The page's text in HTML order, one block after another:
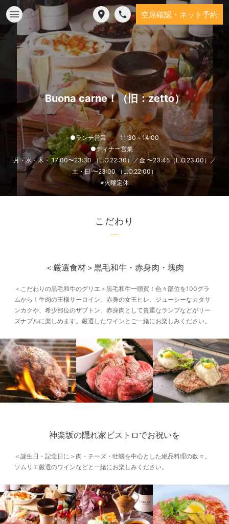
空席確認・ネット予約
Buona carne！（旧：zetto）
●ランチ営業 11:30～14:00
●ディナー営業
月・水・木・ 17:00〜23:30 （L.O.22:30）／金 〜23:45（L.O.23:00）／
土・日 〜23:00 （L.O.22:00）
※火曜定休
こだわり
＜厳選食材＞黒毛和牛・赤身肉・塊肉
＜こだわりの黒毛和牛のグリエ＞黒毛和牛一頭買！色々部位を100グラ
ムから！牛肉の王様サーロイン、赤身の女王ヒレ、ジューシーなカタサ
ンカクや、希少部位のザブトン、赤身肉として貴重なランプなどがリー
ズナブルに楽しめます。厳選したワインとご一緒にお楽しみください。
神楽坂の隠れ家ビストロでお祝いを
＜誕生日・記念日に＞肉・チーズ・牡蠣を中心とした絶品料理の数々。
ソムリエ厳選のワインなどと一緒にお楽しみください。